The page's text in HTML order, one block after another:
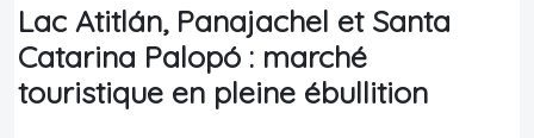
Lac Atitlán, Panajachel et Santa
Catarina Palopó : marché
touristique en pleine ébullition